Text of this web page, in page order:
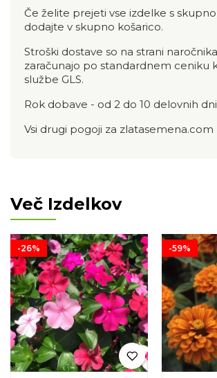
Če želite prejeti vse izdelke s
dodajte v skupno košarico.
Stroški dostave so na strani
zaračunajo po standardnem ceniku
službe GLS.
Rok dobave - od 2 do 10 delovnih dni
Vsi drugi pogoji za zlatasemena.com
Več Izdelkov
-26% -59%